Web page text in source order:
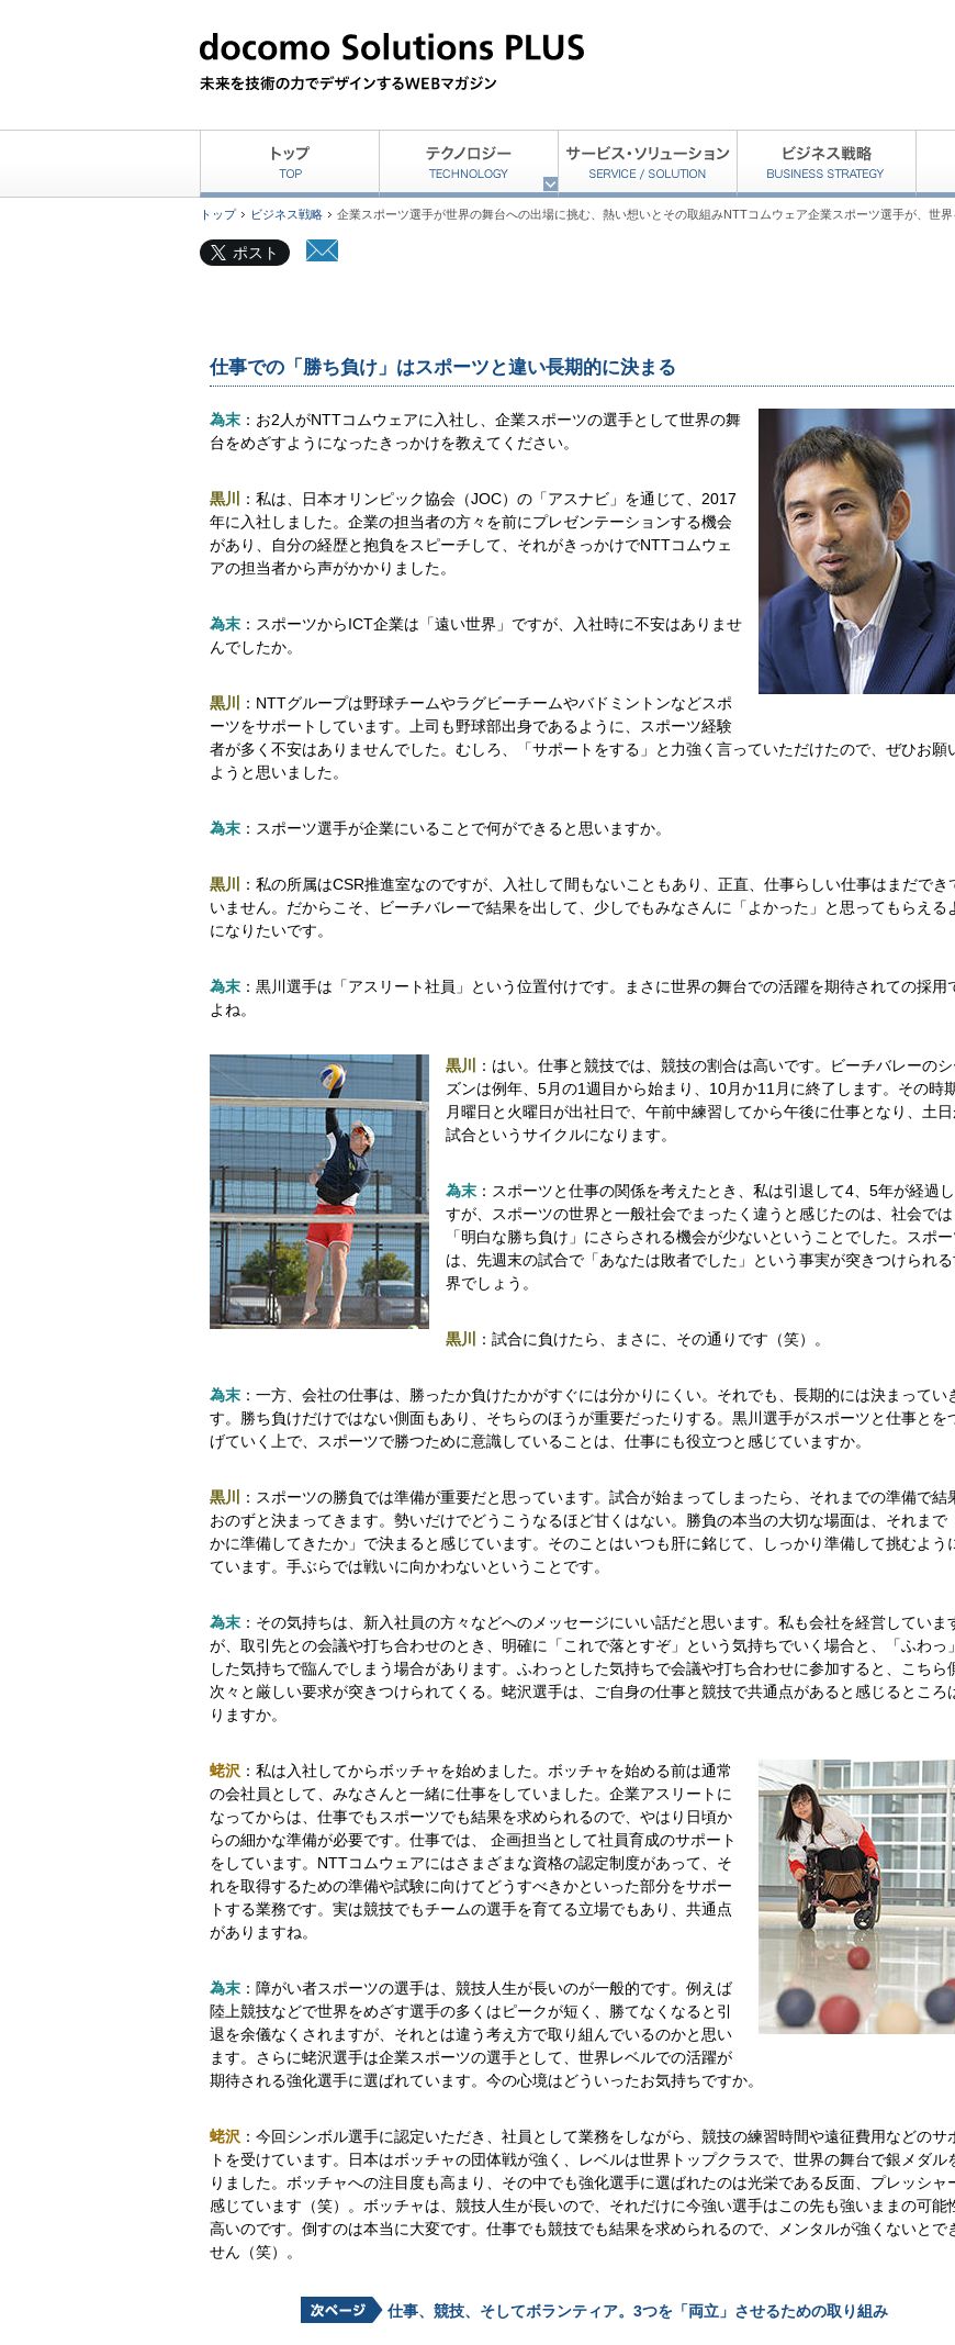
トップ ビジネス戦略 企業スポーツ選手が世界の舞台への出場に挑む、熱い想いとその取組みNTTコムウェア企業スポーツ選手が、世
ポスト
仕事での「勝ち負け」はスポーツと違い長期的に決まる
為末 ：お2人がNTTコムウェアに入社し、企業スポーツの選手として世界の舞
台をめざすようになったきっかけを教えてください。
黒川
：私は、日本オリンピック協会（JOC）の「アスナビ」を通じて、2017
年に入社しました。企業の担当者の方々を前にプレゼンテーションする機会
があり、自分の経歴と抱負をスピーチして、それがきっかけでNTTコムウェ
アの担当者から声がかかりました。
為末 ：スポーツからICT企業は「遠い世界」ですが、入社時に不安はありませ
んでしたか。
黒川
：NTTグループは野球チームやラグビーチームやバドミントンなどスポ
ーツをサポートしています。上司も野球部出身であるように、スポーツ経験
者が多く不安はありませんでした。むしろ、「サポートをする」と力強く言っていただけたので、ぜひお願
ようと思いました。
為末 ：スポーツ選手が企業にいることで何ができると思いますか。
黒川
：私の所属はCSR推進室なのですが、入社して間もないこともあり、正直、仕事らしい仕事はまだでき
いません。だからこそ、ビーチバレーで結果を出して、少しでもみなさんに「よかった」と思ってもらえる
になりたいです。
為末 ：黒川選手は「アスリート社員」という位置付けです。まさに世界の舞台での活躍を期待されての採用
よね。
黒川
：はい。仕事と競技では、競技の割合は高いです。ビーチバレーのシ
ズンは例年、5月の1週目から始まり、10月か11月に終了します。その時
月曜日と火曜日が出社日で、午前中練習してから午後に仕事となり、土
試合というサイクルになります。
為末 ：スポーツと仕事の関係を考えたとき、私は引退して4、5年が経過し
すが、スポーツの世界と一般社会でまったく違うと感じたのは、社会では
「明白な勝ち負け」にさらされる機会が少ないということでした。スポー
は、先週末の試合で「あなたは敗者でした」という事実が突きつけられ
界でしょう。
黒川 ：試合に負けたら、まさに、その通りです（笑）。
為末 ：一方、会社の仕事は、勝ったか負けたかがすぐには分かりにくい。それでも、長期的には決まってい
す。勝ち負けだけではない側面もあり、そちらのほうが重要だったりする。黒川選手がスポーツと仕事とを
げていく上で、スポーツで勝つために意識していることは、仕事にも役立つと感じていますか。
黒川
：スポーツの勝負では準備が重要だと思っています。試合が始まってしまったら、それまでの準備で結
おのずと決まってきます。勢いだけでどうこうなるほど甘くはない。勝負の本当の大切な場面は、それまで
かに準備してきたか」で決まると感じています。そのことはいつも肝に銘じて、しっかり準備して挑むよう
ています。手ぶらでは戦いに向かわないということです。
為末 ：その気持ちは、新入社員の方々などへのメッセージにいい話だと思います。私も会社を経営していま
が、取引先との会議や打ち合わせのとき、明確に「これで落とすぞ」という気持ちでいく場合と、「ふわっ
した気持ちで臨んでしまう場合があります。ふわっとした気持ちで会議や打ち合わせに参加すると、こちら
次々と厳しい要求が突きつけられてくる。蛯沢選手は、ご自身の仕事と競技で共通点があると感じるところ
りますか。
蛯沢 ：私は入社してからボッチャを始めました。ボッチャを始める前は通常
の会社員として、みなさんと一緒に仕事をしていました。企業アスリートに
なってからは、仕事でもスポーツでも結果を求められるので、やはり日頃か
らの細かな準備が必要です。仕事では、 企画担当として社員育成のサポート
をしています。NTTコムウェアにはさまざまな資格の認定制度があって、そ
れを取得するための準備や試験に向けてどうすべきかといった部分をサポー
トする業務です。実は競技でもチームの選手を育てる立場でもあり、共通点
がありますね。
為末 ：障がい者スポーツの選手は、競技人生が長いのが一般的です。例えば
陸上競技などで世界をめざす選手の多くはピークが短く、勝てなくなると引
退を余儀なくされますが、それとは違う考え方で取り組んでいるのかと思い
ます。さらに蛯沢選手は企業スポーツの選手として、世界レベルでの活躍が
期待される強化選手に選ばれています。今の心境はどういったお気持ちですか。
蛯沢 ：今回シンボル選手に認定いただき、社員として業務をしながら、競技の練習時間や遠征費用などのサ
トを受けています。日本はボッチャの団体戦が強く、レベルは世界トップクラスで、世界の舞台で銀メダル
りました。ボッチャへの注目度も高まり、その中でも強化選手に選ばれたのは光栄である反面、プレッシャ
感じています（笑）。ボッチャは、競技人生が長いので、それだけに今強い選手はこの先も強いままの可能
高いのです。倒すのは本当に大変です。仕事でも競技でも結果を求められるので、メンタルが強くないとで
せん（笑）。
仕事、競技、そしてボランティア。3つを「両立」させるための取り組み